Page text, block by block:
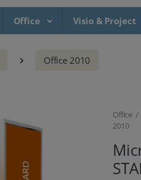
Office Visio & Project
Office 2010
Office
2010